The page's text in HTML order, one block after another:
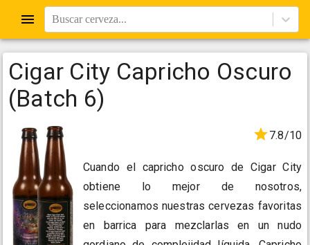
Buscar cerveza...
Cigar City Capricho Oscuro
(Batch 6)
7.8/10
Cuando el capricho oscuro de Cigar City
obtiene lo mejor de nosotros,
seleccionamos nuestras cervezas favoritas
en barrica para mezclarlas en un nudo